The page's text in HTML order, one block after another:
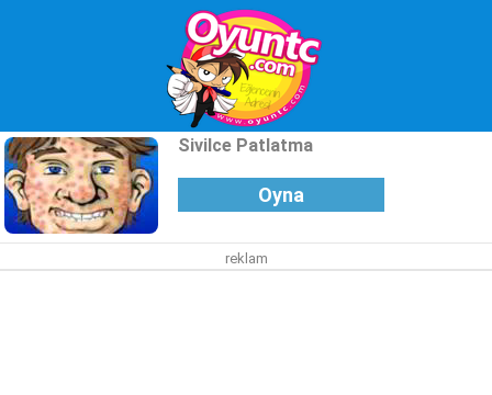
Sivilce Patlatma
Oyna
reklam